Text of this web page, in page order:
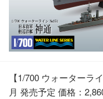
【1/700 ウォーターラ
月 発売予定 価格：